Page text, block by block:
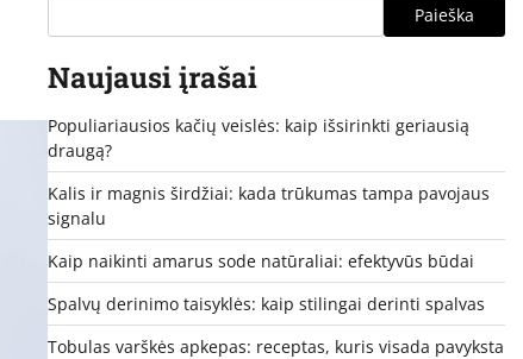
Paieška
Naujausi įrašai
Populiariausios kačių veislės: kaip išsirinkti geriausią
draugą?
Kalis ir magnis širdžiai: kada trūkumas tampa pavojaus
signalu
Kaip naikinti amarus sode natūraliai: efektyvūs būdai
Spalvų derinimo taisyklės: kaip stilingai derinti spalvas
Tobulas varškės apkepas: receptas, kuris visada pavyksta